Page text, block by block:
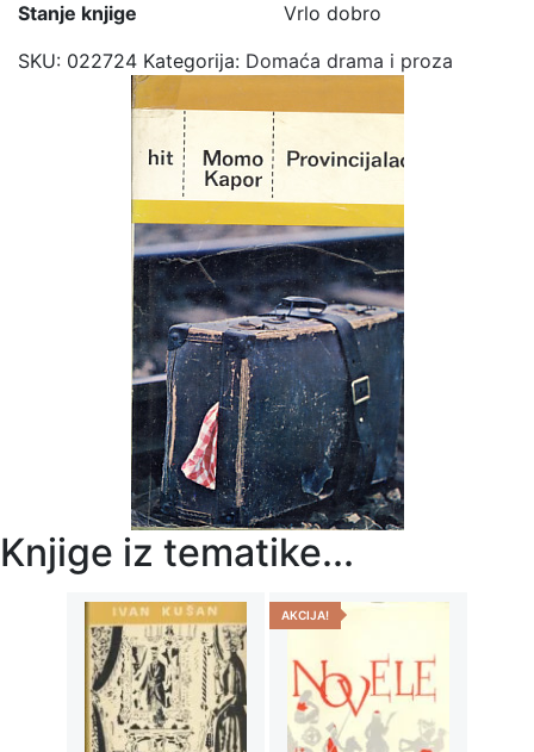
Stanje knjige
Vrlo dobro
SKU: 022724 Kategorija: Domaća drama i proza
Knjige iz tematike...
AKCIJA!